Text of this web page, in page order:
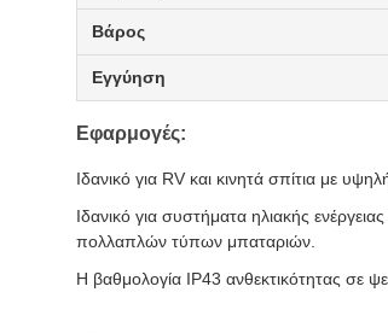
Βάρος
Εγγύηση
Εφαρμογές:
Ιδανικό για RV και κινητά σπίτια με
Ιδανικό για συστήματα ηλιακής
πολλαπλών τύπων μπαταριών.
Η βαθμολογία IP43 ανθεκτικότητας σε